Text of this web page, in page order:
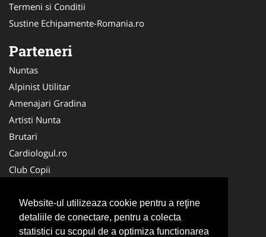
Website-ul utilizeaza cookie pentru a reţine
detaliile de conectare, pentru a colecta
statistici cu scopul de a optimiza functionarea
Termeni si Conditii
Sustine Echipamente-Romania.ro
Parteneri
Nuntas
Alpinist Utilitar
Amenajari Gradina
Artisti Nunta
Brutari
Cardiologul.ro
Club Copii
Ambalaje Romania
Cabinet-Individual.ro